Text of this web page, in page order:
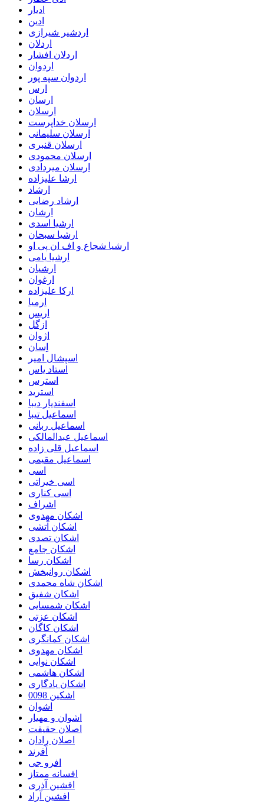
ادیار
ادین
اردشیر شیرازی
اردلان
اردلان افشار
اردوان
اردوان سپه پور
ارس
ارسان
ارسلان
ارسلان خداپرست
ارسلان سلیمانی
ارسلان قنبری
ارسلان محمودی
ارسلان میردادی
ارشا علیزاده
ارشاد
ارشاد رضایی
ارشان
ارشیا اسدی
ارشیا سبحان
ارشیا شجاع و اف ان پی او
ارشیا یامی
ارشیان
ارغوان
ارکا علیزاده
ارمیا
اریس
ازگل
اژوان
اِسان
اسپشال امیر
استاد یاس
استرس
استرید
اسفندیار دیبا
اسماعیل تیبا
اسماعیل ربانی
اسماعیل عبدالمالکی
اسماعیل قلی زاده
اسماعیل مقیمی
اسی
اسی خیراتی
اسی کناری
اشراف
اشكان مهدوى
اشکان آتشی
اشکان تصدی
اشکان جامع
اشکان رسا
اشکان روانبخش
اشکان شاه محمدی
اشکان شفیق
اشکان شمسایی
اشکان عزتی
اشکان کاگان
اشکان کمانگری
اشکان مهدوی
اشکان نوایی
اشکان هاشمی
اشکان یادگاری
اشکین 0098
اشوان
اشوان و مهیار
اصلان حقیقت
اصلان رادان
اَفرند
افرو جی
افسانه ممتاز
افشین آذری
افشین آراد